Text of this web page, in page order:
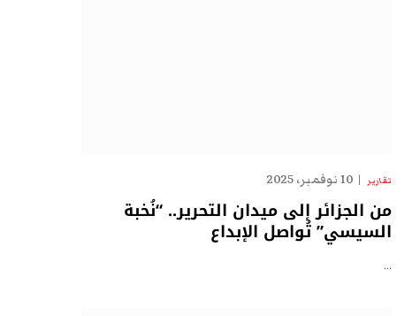
تقارير 10 نوفمبر، 2025
من الجزائر إلى ميدان التحرير.. “نُخبة
السيسي” تُواصل الإبداع
…